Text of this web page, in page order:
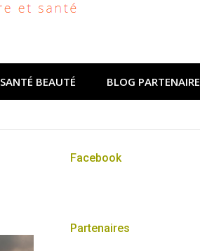
SANTÉ BEAUTÉ BLOG PARTENAIRE
Facebook
Partenaires